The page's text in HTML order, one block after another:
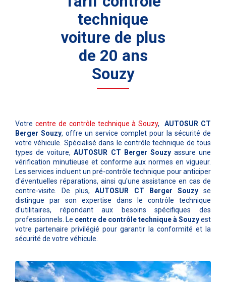
technique
voiture de plus
de 20 ans
Souzy
Votre centre de contrôle technique à Souzy,AUTOSUR CT
Berger Souzy, offre un service complet pour la sécurité de
votre véhicule. Spécialisé dans le contrôle technique de tous
types de voiture,AUTOSUR CT Berger Souzyassure une
vérification minutieuse et conforme aux normes en vigueur.
Les services incluent un pré-contrôle technique pour anticiper
d'éventuelles réparations, ainsi qu'une assistance en cas de
contre-visite. De plus,AUTOSUR CT Berger Souzyse
distingue par son expertise dans le contrôle technique
d'utilitaires, répondant aux besoins spécifiques des
professionnels. Le centre de contrôle technique à Souzyest
votre partenaire privilégié pour garantir la conformité et la
sécurité de votre véhicule.